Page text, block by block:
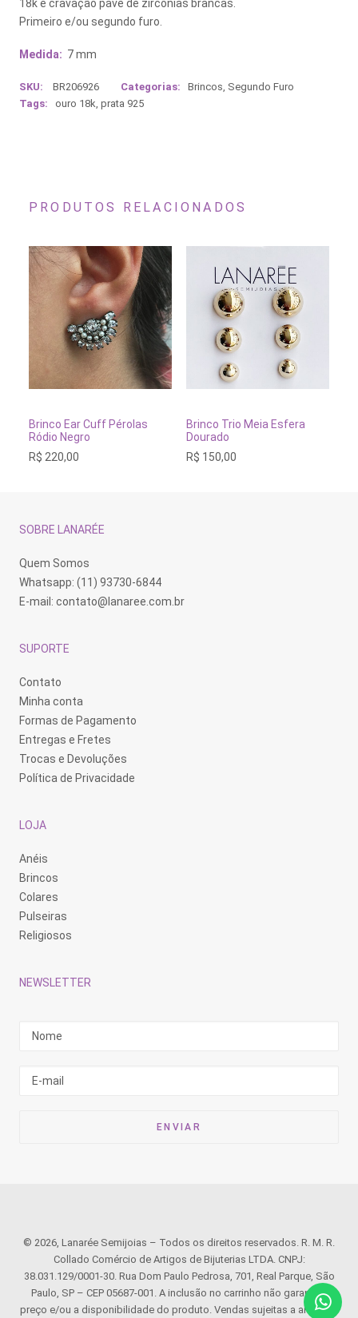
18k e cravação pavê de zircônias brancas.
Primeiro e/ou segundo furo.
Medida: 7 mm
SKU: BR206926 Categorias: Brincos, Segundo Furo
Tags:
ouro 18k, prata 925
PRODUTOS RELACIONADOS
ADICIONAR AO CARRINHO
Brinco Ear Cuff Pérolas
Ródio Negro
R$ 220,00
ADICIONAR AO
Brinco Trio Meia Esfera
Dourado
R$ 150,00
SOBRE LANARÉE
Quem Somos
Whatsapp: (11) 93730-6844
E-mail: contato@lanaree.com.br
SUPORTE
Contato
Minha conta
Formas de Pagamento
Entregas e Fretes
Trocas e Devoluções
Política de Privacidade
LOJA
Anéis
Brincos
Colares
Pulseiras
Religiosos
NEWSLETTER
© 2026, Lanarée Semijoias – Todos os direitos reservados. R. M. R.
Collado Comércio de Artigos de Bijuterias LTDA. CNPJ:
38.031.129/0001-30. Rua Dom Paulo Pedrosa, 701, Real Parque, São
Paulo, SP – CEP 05687-001. A inclusão no carrinho não garante o
preço e/ou a disponibilidade do produto. Vendas sujeitas a análise e